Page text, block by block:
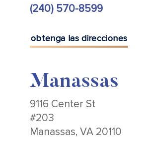
(240) 570-8599
obtenga las direcciones
Manassas
9116 Center St
#203
Manassas, VA 20110